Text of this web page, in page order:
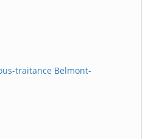
traitance Belmont-